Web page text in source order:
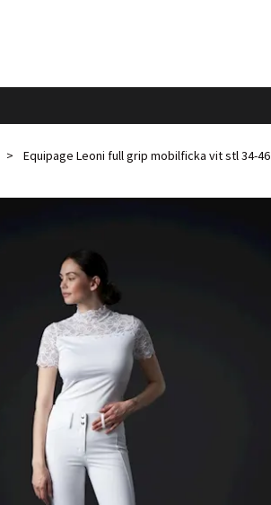
Equipage Leoni full grip mobilficka vit stl 34-46